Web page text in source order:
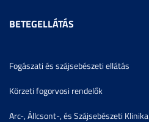
BETEGELLÁTÁS
Fogászati és szájsebészeti ellátás
Körzeti fogorvosi rendelők
Arc-, Állcsont-, és Szájsebészeti Klinika